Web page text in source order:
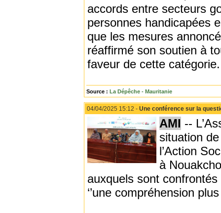
accords entre secteurs
personnes handicapées
que les mesures
réaffirmé son soutien à
faveur de cette catégorie.
Source : La Dépêche - Mauritanie
04/04/2025 15:12 - Une conférence sur la
AMI --
situation
l’Action
à
auxquels sont
‘’une compréhension